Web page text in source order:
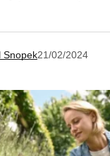
Snopek21/02/2024